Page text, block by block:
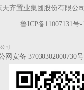
天齐置业集团股份有限公
鲁ICP备11007131号-1
司
网安备 37030302000730号